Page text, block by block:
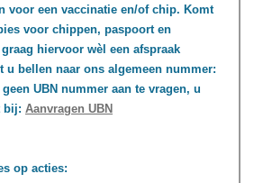
voor een vaccinatie en/of chip. Komt
voor chippen, paspoort en
hiervoor wèl een afspraak
u bellen naar ons algemeen nummer:
geen UBN nummer aan te vragen, u
bij: Aanvragen UBN
op acties: